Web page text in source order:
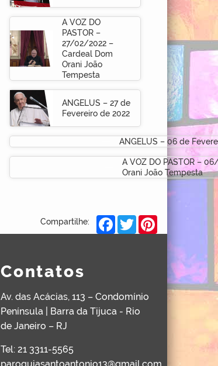
A VOZ DO
PASTOR –
27/02/2022 –
Cardeal Dom
Orani João
Tempesta
ANGELUS – 27 de
Fevereiro de 2022
ANGELUS – 06 de
A VOZ DO PASTOR –
Orani João Tempesta
Compartilhe: Facebook
Twitter
Contatos
Av. das Acácias, 113 – Condomínio
Península | Barra da Tijuca - Rio
de Janeiro – RJ
Tel: 21 3311-5565